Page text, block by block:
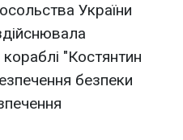
України
"Костянтин
безпеки